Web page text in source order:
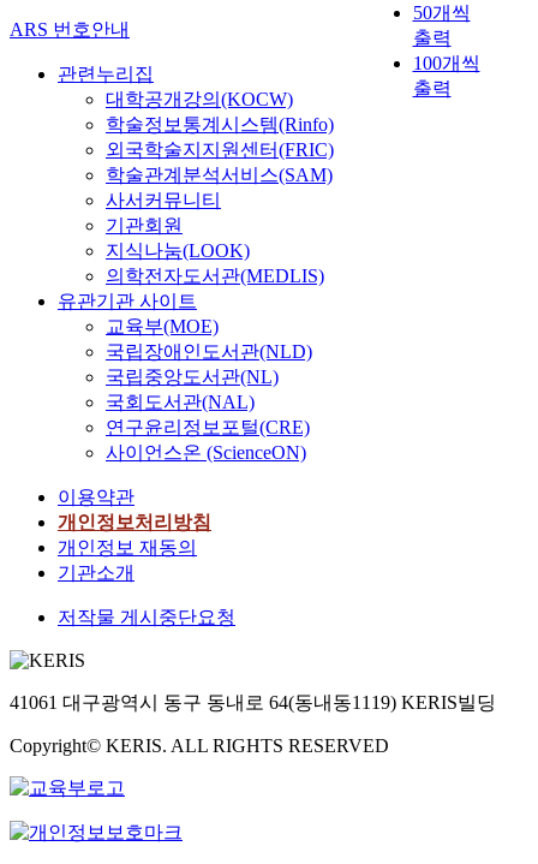
50개씩
출력
100개씩
출력
ARS 번호안내
관련누리집
대학공개강의(KOCW)
학술정보통계시스템(Rinfo)
외국학술지지원센터(FRIC)
학술관계분석서비스(SAM)
사서커뮤니티
기관회원
지식나눔(LOOK)
의학전자도서관(MEDLIS)
유관기관 사이트
교육부(MOE)
국립장애인도서관(NLD)
국립중앙도서관(NL)
국회도서관(NAL)
연구윤리정보포털(CRE)
사이언스온 (ScienceON)
이용약관
개인정보처리방침
개인정보 재동의
기관소개
저작물 게시중단요청
41061 대구광역시 동구 동내로 64(동내동1119) KERIS빌딩
Copyright© KERIS. ALL RIGHTS RESERVED